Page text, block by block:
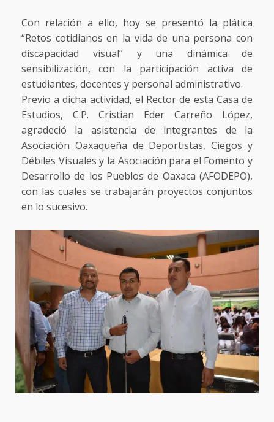
Con relación a ello, hoy se presentó la plática
“Retos cotidianos en la vida de una persona con
discapacidad visual” y una dinámica de
sensibilización, con la participación activa de
estudiantes, docentes y personal administrativo.
Previo a dicha actividad, el Rector de esta Casa de
Estudios, C.P. Cristian Eder Carreño López,
agradeció la asistencia de integrantes de la
Asociación Oaxaqueña de Deportistas, Ciegos y
Débiles Visuales y la Asociación para el Fomento y
Desarrollo de los Pueblos de Oaxaca (AFODEPO),
con las cuales se trabajarán proyectos conjuntos
en lo sucesivo.